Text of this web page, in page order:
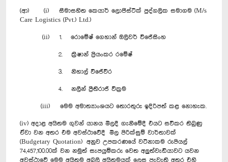
(ආ) (i) සීමාසහිත කෙයාර් ලොජිස්ටික් පුද්ගලික සමාගම (M/s
Care Logistics (Pvt.) Ltd.)
(ii) 1. රොමේෂ් ගෙහාන් ඔලිවර් විජේසිංහ
2. ක්‍රිෂාන් ප්‍රියංකර රමේෂ්
3. නිහාල් විජේවීර
4. නලීන් ප්‍රීතිරාජ් වික්‍රම
(iii) මෙම අමාත්‍යාංශයට තොරතුරු ඉදිරිපත් කළ නොහැක.
(iv) අදාළ අයිතම ගුවන් යානය මිලදී ගැනීමේදී එයට සවිකර තිබුණු
ඒවා වන අතර එම අවස්ථාවේදී මිල පිරික්සුම් වාර්තාවක්
(Budgetary Quotation) අනුව උපකරණයේ වටිනාකම රුපියල්
74,457,100.00ක් වන නමුත් සැපයුම්කරු වෙත අලුත්වැඩියාවට යවන
අවස්ථාවේ මෙම අයිතම අබලි අයිතමයක් ලෙස පැවැති අතර එහි